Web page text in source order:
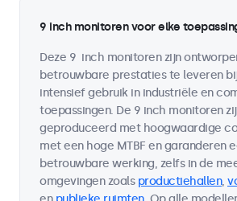
9 inch monitoren voor elke
Deze 9 inch monitoren zijn
betrouwbare prestaties te leveren
intensief gebruik in industriële en
toepassingen. De 9 inch monitoren
geproduceerd met hoogwaardige
met een hoge MTBF en garanderen
betrouwbare werking, zelfs in de
omgevingen zoals productiehallen,